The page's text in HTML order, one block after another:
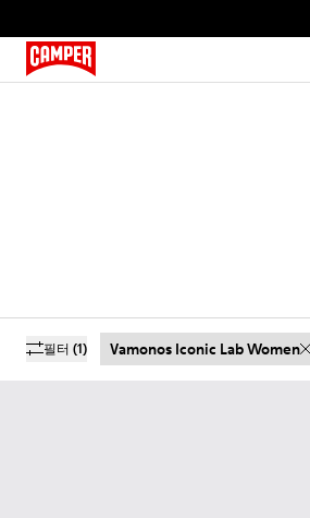
필터 (1) Vamonos Iconic Lab Women